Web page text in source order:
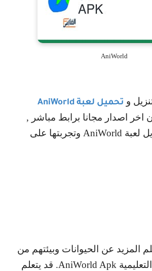
AniWorld
و تحميل لعبة AniWorld
اخر اصدار مجانا برابط مباشر ,
لعبة AniWorld وتجربتها على
المزيد عن الحيوانات وبيئتهم من
AniWorld Apk. قد يتعلم